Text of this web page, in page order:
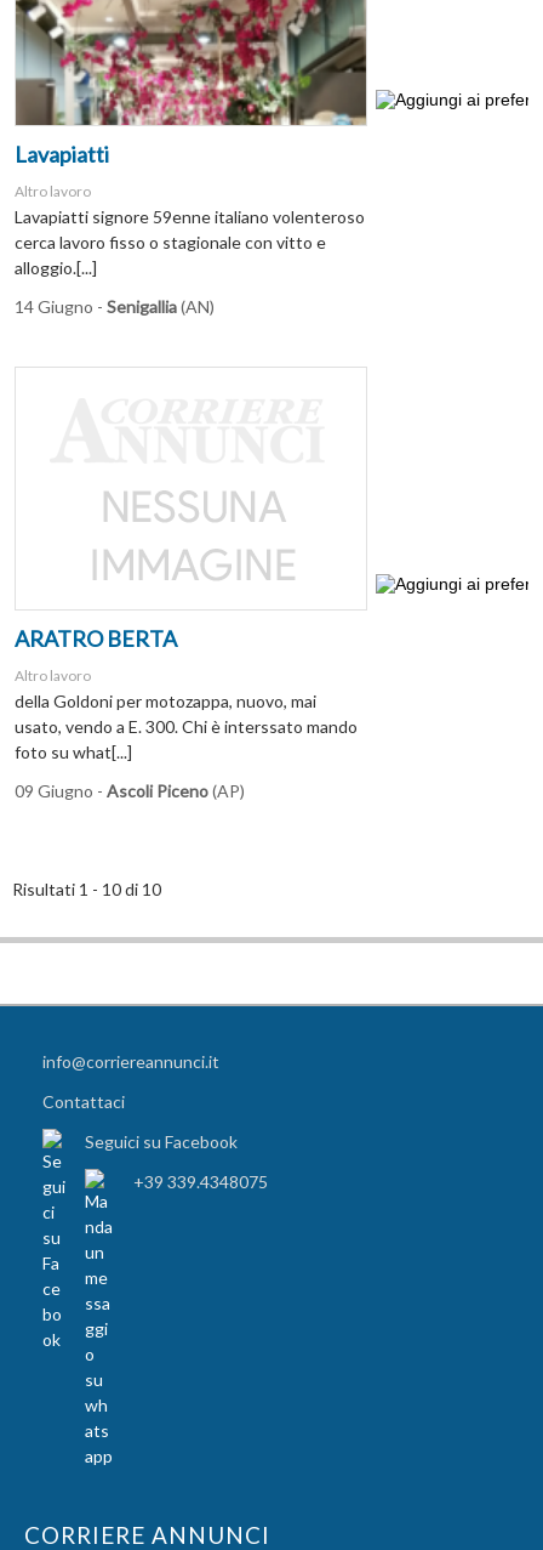
Lavapiatti
Altro lavoro
Lavapiatti signore 59enne italiano volenteroso
cerca lavoro fisso o stagionale con vitto e
alloggio.[...]
14 Giugno - Senigallia(AN)
ARATRO BERTA
Altro lavoro
della Goldoni per motozappa, nuovo, mai
usato, vendo a E. 300. Chi è interssato mando
foto su what[...]
09 Giugno - Ascoli Piceno(AP)
Risultati 1 - 10 di 10
info@corriereannunci.it
Contattaci
Seguici su Facebook
+39 339.4348075
CORRIERE ANNUNCI